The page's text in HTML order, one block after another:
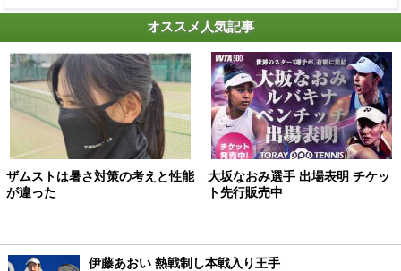
オススメ人気記事
ザムストは暑さ対策の考えと性能
が違った
大坂なおみ選手 出場表明 チケッ
ト先行販売中
伊藤あおい 熱戦制し本戦入り王手